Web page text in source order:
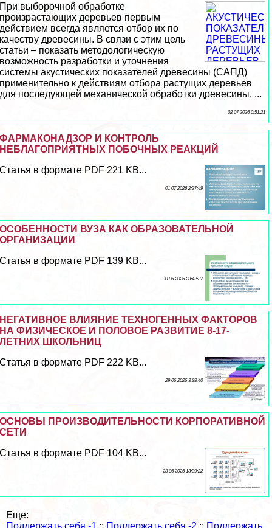
При выборочной обработке
произрастающих деревьев первым
действием всегда является отбор их по
качеству древесины. В связи с этим цель
статьи – показать методологическую
возможность разработки и уточнения
системы акустических показателей древесины (САПД)
применительно к действиям отбора растущих деревьев
для последующей механической обработки древесины. ...
02 07 2026 0:51:21
ФАРМАКОНАДЗОР И КОНТРОЛЬ
НЕБЛАГОПРИЯТНЫХ ПОБОЧНЫХ РЕАКЦИЙ
Статья в формате PDF 221 KB...
01 07 2026 2:37:49
ОСОБЕННОСТИ ВУЗА КАК ОБРАЗОВАТЕЛЬНОЙ
ОРГАНИЗАЦИИ
Статья в формате PDF 139 KB...
30 06 2026 23:42:37
НЕГАТИВНОЕ ВЛИЯНИЕ ТЕХНОГЕННЫХ ФАКТОРОВ
НА ФИЗИЧЕСКОЕ И ПОЛОВОЕ РАЗВИТИЕ 8-17-
ЛЕТНИХ ШКОЛЬНИЦ
Статья в формате PDF 222 KB...
29 06 2026 3:28:40
ОСНОВЫ ПРОИЗВОДИТЕЛЬНОСТИ КОРПОРАТИВНОЙ
СЕТИ
Статья в формате PDF 104 KB...
28 06 2026 13:39:22
Еще:
Поддержать себя -1 :: Поддержать себя -2 :: Поддержать